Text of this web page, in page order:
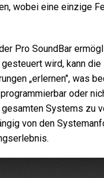
wobei eine einzige
Pro SoundBar
wird, kann
„erlernen", was
oder
Systems zu
von den